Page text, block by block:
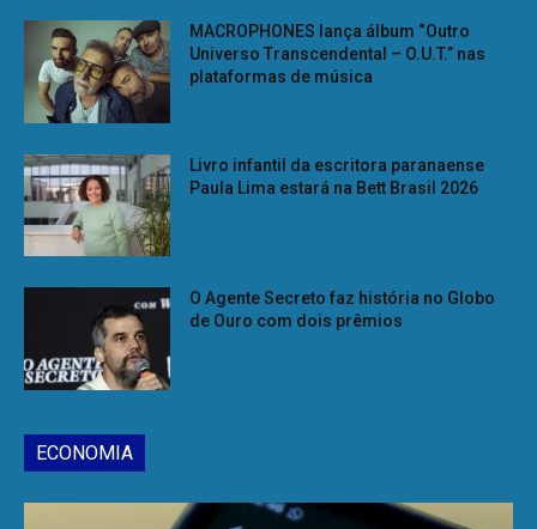
MACROPHONES lança álbum “Outro
Universo Transcendental – O.U.T.” nas
plataformas de música
Livro infantil da escritora paranaense
Paula Lima estará na Bett Brasil 2026
O Agente Secreto faz história no Globo
de Ouro com dois prêmios
ECONOMIA